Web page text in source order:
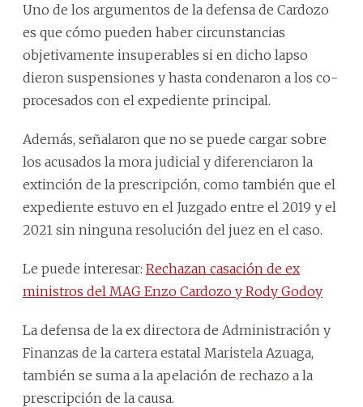
Uno de los argumentos de la defensa de Cardozo
es que cómo pueden haber circunstancias
objetivamente insuperables si en dicho lapso
dieron suspensiones y hasta condenaron a los co-
procesados con el expediente principal.
Además, señalaron que no se puede cargar sobre
los acusados la mora judicial y diferenciaron la
extinción de la prescripción, como también que el
expediente estuvo en el Juzgado entre el 2019 y el
2021 sin ninguna resolución del juez en el caso.
Le puede interesar: Rechazan casación de ex
ministros del MAG Enzo Cardozo y Rody Godoy
La defensa de la ex directora de Administración y
Finanzas de la cartera estatal Maristela Azuaga,
también se suma a la apelación de rechazo a la
prescripción de la causa.